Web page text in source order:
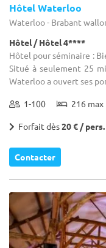
Hôtel Waterloo
Waterloo - Brabant
Hôtel / Hôtel 4****
Hôtel pour séminaire :
Situé à seulement 25
Waterloo a ouvert ses
1-100 216 max
Forfait dès20 € / pers.
Contacter